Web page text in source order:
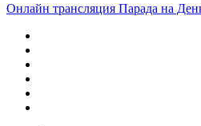
Онлайн трансляция Парада на